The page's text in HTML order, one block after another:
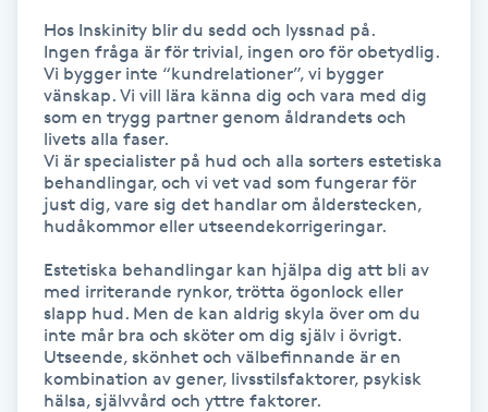
Kostrådgivning
Kroppsinpackning
Kroppspeeling
Käkledsbehandling
Kärlbehandling
Laserbehandling
Hos Inskinity blir du sedd och lyssnad på.
Ingen fråga är för trivial, ingen oro för obetydlig.
Vi bygger inte “kundrelationer”, vi bygger
vänskap. Vi vill lära känna dig och vara med dig
som en trygg partner genom åldrandets och
livets alla faser.
Vi är specialister på hud och alla sorters estetiska
behandlingar, och vi vet vad som fungerar för
just dig, vare sig det handlar om ålderstecken,
hudåkommor eller utseendekorrigeringar.
Estetiska behandlingar kan hjälpa dig att bli av
med irriterande rynkor, trötta ögonlock eller
slapp hud. Men de kan aldrig skyla över om du
inte mår bra och sköter om dig själv i övrigt.
Utseende, skönhet och välbefinnande är en
kombination av gener, livsstilsfaktorer, psykisk
hälsa, självvård och yttre faktorer.